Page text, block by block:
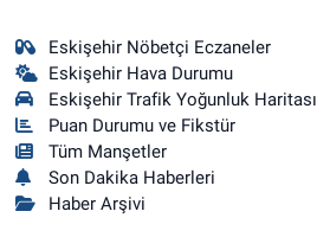
Eskişehir Nöbetçi Eczaneler
Eskişehir Hava Durumu
Eskişehir Trafik Yoğunluk Haritası
Puan Durumu ve Fikstür
Tüm Manşetler
Son Dakika Haberleri
Haber Arşivi